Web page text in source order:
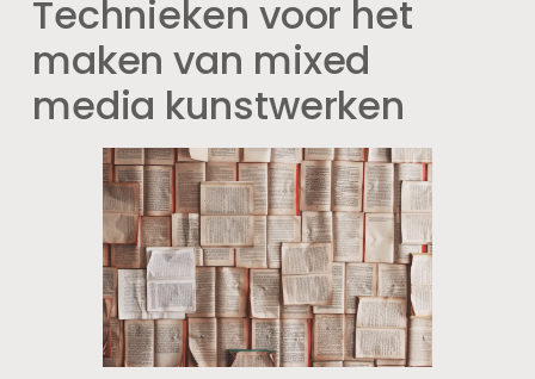
Technieken voor het
maken van mixed
media kunstwerken